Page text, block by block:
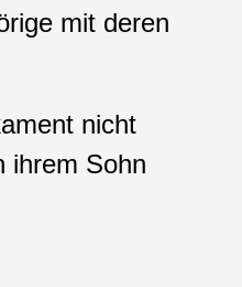
mit deren
nicht
ihrem Sohn